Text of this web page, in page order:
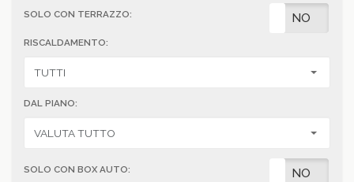
SOLO CON TERRAZZO: NO
RISCALDAMENTO:
DAL PIANO:
SOLO CON BOX AUTO: NO